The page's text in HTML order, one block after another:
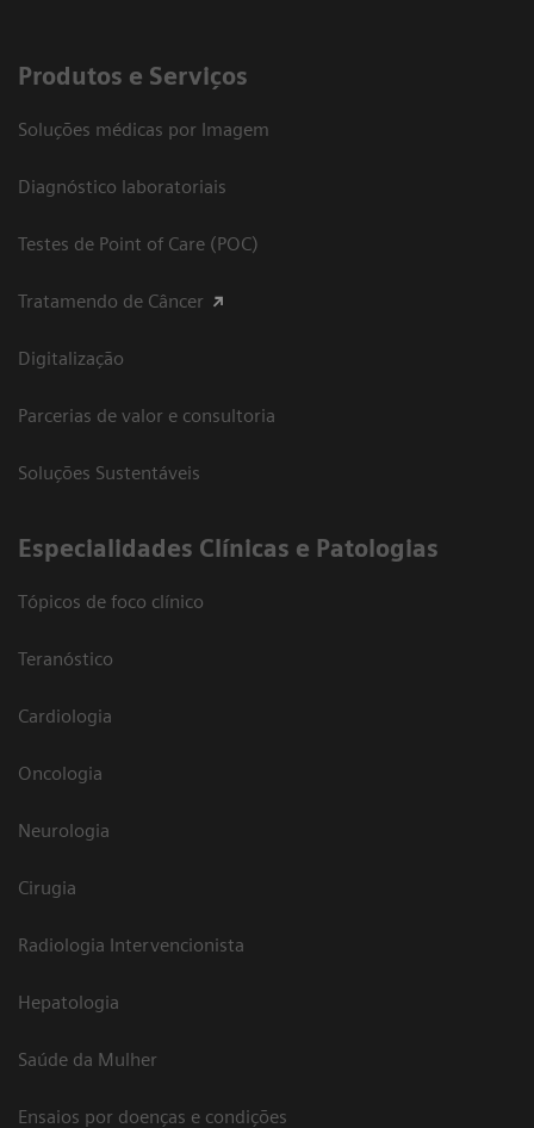
Produtos e Serviços
Soluções médicas por Imagem
Diagnóstico laboratoriais
Testes de Point of Care (POC)
Tratamendo de Câncer
Digitalização
Parcerias de valor e consultoria
Soluções Sustentáveis
​Especialidades Clínicas e Patologias
Tópicos de foco clínico
Teranóstico
Cardiologia
Oncologia
Neurologia
Cirugia
Radiologia Intervencionista
Hepatologia
Saúde da Mulher
Ensaios por doenças e condições